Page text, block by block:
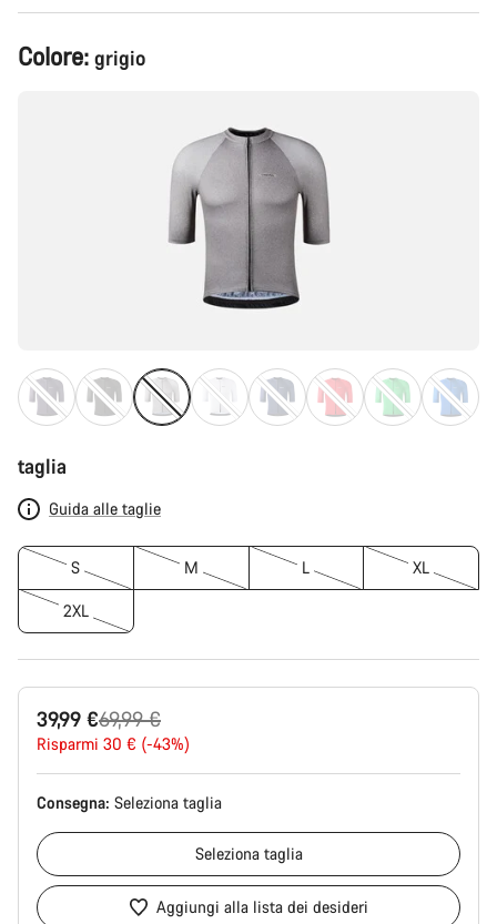
Configurazione
del
Colore: grigio
taglia
Guida alle taglie
S M L XL
2XL
39,99 €
Prezzo
originale
69,99 €
Risparmi 30 € (-43%)
Consegna: Seleziona taglia
Seleziona taglia
Aggiungi alla lista dei desideri